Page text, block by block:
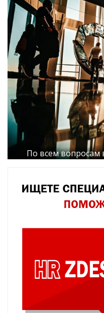
По всем вопросам